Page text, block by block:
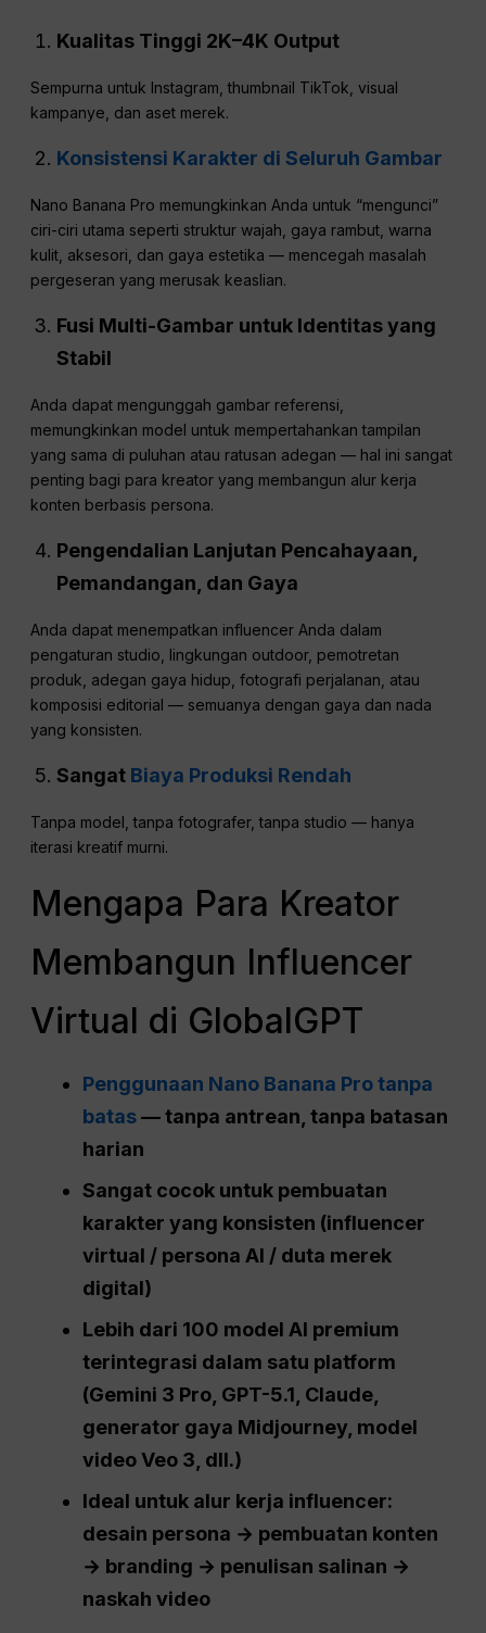
Kualitas Tinggi 2K–4K Output
Sempurna untuk Instagram, thumbnail TikTok, visual
kampanye, dan aset merek.
Konsistensi Karakter di Seluruh Gambar
Nano Banana Pro memungkinkan Anda untuk “mengunci”
ciri-ciri utama seperti struktur wajah, gaya rambut, warna
kulit, aksesori, dan gaya estetika — mencegah masalah
pergeseran yang merusak keaslian.
Fusi Multi-Gambar untuk Identitas yang
Stabil
Anda dapat mengunggah gambar referensi,
memungkinkan model untuk mempertahankan tampilan
yang sama di puluhan atau ratusan adegan — hal ini sangat
penting bagi para kreator yang membangun alur kerja
konten berbasis persona.
Pengendalian Lanjutan Pencahayaan,
Pemandangan, dan Gaya
Anda dapat menempatkan influencer Anda dalam
pengaturan studio, lingkungan outdoor, pemotretan
produk, adegan gaya hidup, fotografi perjalanan, atau
komposisi editorial — semuanya dengan gaya dan nada
yang konsisten.
Sangat Biaya Produksi Rendah
Tanpa model, tanpa fotografer, tanpa studio — hanya
iterasi kreatif murni.
Mengapa Para Kreator
Membangun Influencer
Virtual di GlobalGPT
Penggunaan Nano Banana Pro tanpa
batas— tanpa antrean, tanpa batasan
harian
Sangat cocok untuk pembuatan
karakter yang konsisten (influencer
virtual / persona AI / duta merek
digital)
Lebih dari 100 model AI premium
terintegrasi dalam satu platform
(Gemini 3 Pro, GPT-5.1, Claude,
generator gaya Midjourney, model
video Veo 3, dll.)
Ideal untuk alur kerja influencer:
desain persona → pembuatan konten
→ branding → penulisan salinan →
naskah video